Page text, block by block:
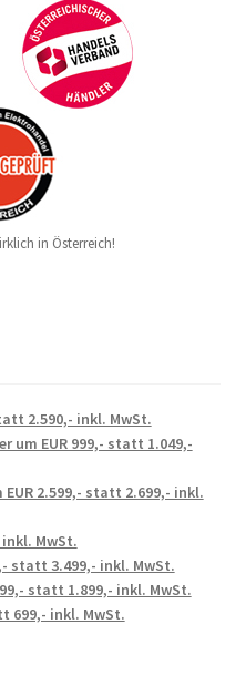
in Österreich!
2.590,- inkl. MwSt.
um EUR 999,- statt 1.049,-
2.599,- statt 2.699,- inkl.
inkl. MwSt.
statt 3.499,- inkl. MwSt.
statt 1.899,- inkl. MwSt.
699,- inkl. MwSt.